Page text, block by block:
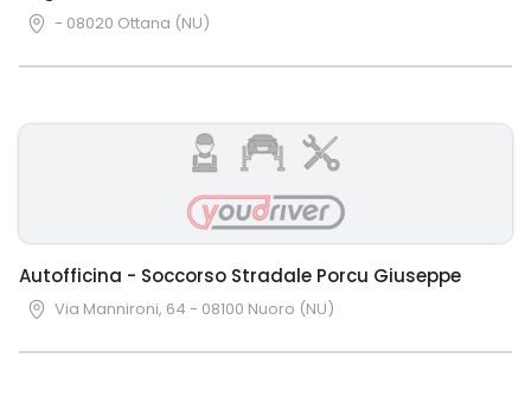
- 08020 Ottana (NU)
Autofficina - Soccorso Stradale Porcu Giuseppe
Via Mannironi, 64 - 08100 Nuoro (NU)